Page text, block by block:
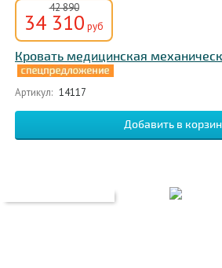
42 890
34 310 руб
Кровать медицинская
Артикул: 14117